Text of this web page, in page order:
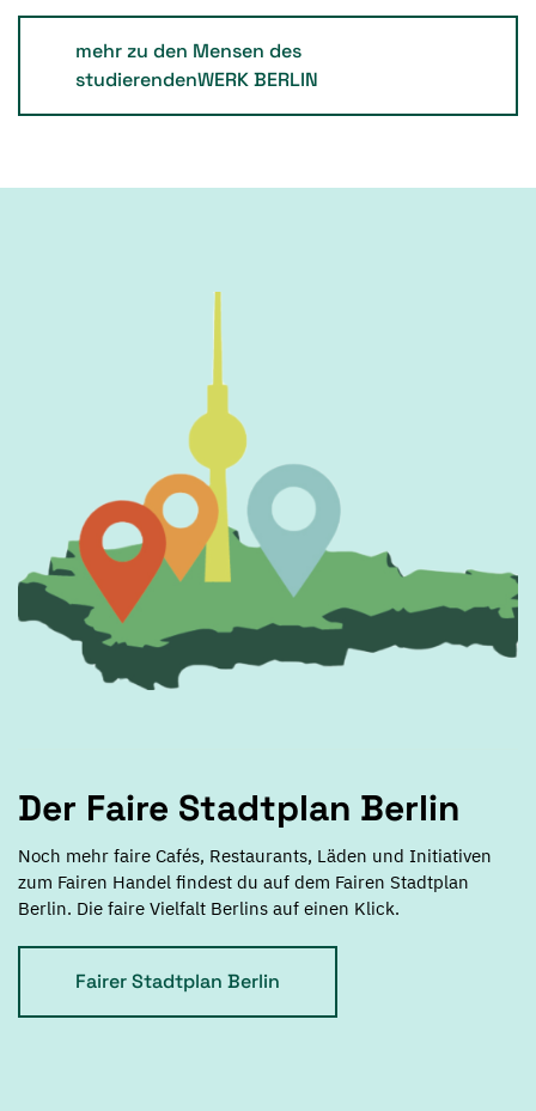
mehr zu den Mensen des
studierendenWERK BERLIN
Der Faire Stadtplan Berlin
Noch mehr faire Cafés, Restaurants, Läden und Initiativen
zum Fairen Handel findest du auf dem Fairen Stadtplan
Berlin. Die faire Vielfalt Berlins auf einen Klick.
Fairer Stadtplan Berlin